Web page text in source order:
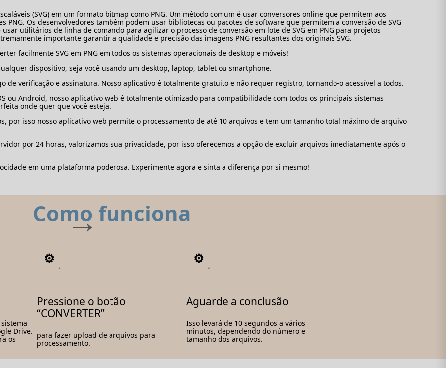
​​(SVG) em um formato bitmap como PNG. Um método comum é usar conversores online que permitem aos
PNG. Os desenvolvedores também podem usar bibliotecas ou pacotes de software que permitem a conversão de SVG
utilitários de linha de comando para agilizar o processo de conversão em lote de SVG em PNG para projetos
importante garantir a qualidade e precisão das imagens PNG resultantes dos originais SVG.
facilmente SVG em PNG em todos os sistemas operacionais de desktop e móveis!
dispositivo, seja você usando um desktop, laptop, tablet ou smartphone.
de verificação e assinatura. Nosso aplicativo é totalmente gratuito e não requer registro, tornando-o acessível a todos.
ou Android, nosso aplicativo web é totalmente otimizado para compatibilidade com todos os principais sistemas
onde quer que você esteja.
por isso nosso aplicativo web permite o processamento de até 10 arquivos e tem um tamanho total máximo de arquivo
por 24 horas, valorizamos sua privacidade, por isso oferecemos a opção de excluir arquivos imediatamente após o
em uma plataforma poderosa. Experimente agora e sinta a diferença por si mesmo!
Como funciona
Drive.
os
2
Pressione o botão
“CONVERTER”
para fazer upload de arquivos para
processamento.
3
Aguarde a conclusão
Isso levará de 10 segundos a vários
minutos, dependendo do número e
tamanho dos arquivos.